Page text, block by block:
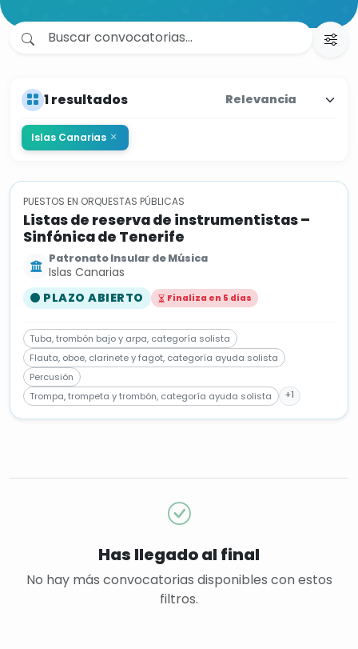
1 resultados
Islas Canarias
PUESTOS EN ORQUESTAS PÚBLICAS
Listas de reserva de instrumentistas –
Sinfónica de Tenerife
Patronato Insular de Música
Islas Canarias
PLAZO ABIERTO
Finaliza en 5 días
Tuba, trombón bajo y arpa, categoría solista
Flauta, oboe, clarinete y fagot, categoría ayuda solista
Percusión
Trompa, trompeta y trombón, categoría ayuda solista
+1
Has llegado al final
No hay más convocatorias disponibles con estos
filtros.